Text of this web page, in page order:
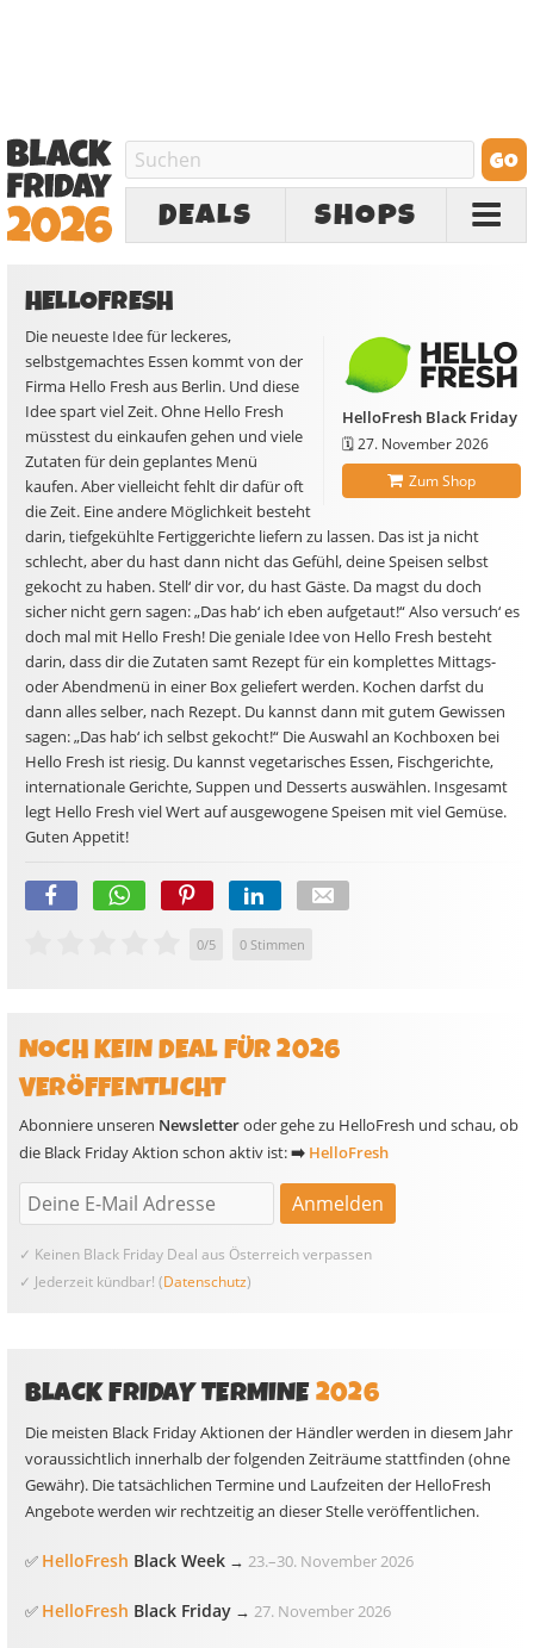
DEALS SHOPS
HELLOFRESH
HelloFresh Black Friday
🗓️27. November 2026
Zum Shop
Die neueste Idee für leckeres,
selbstgemachtes Essen kommt von der
Firma Hello Fresh aus Berlin. Und diese
Idee spart viel Zeit. Ohne Hello Fresh
müsstest du einkaufen gehen und viele
Zutaten für dein geplantes Menü
kaufen. Aber vielleicht fehlt dir dafür oft
die Zeit. Eine andere Möglichkeit besteht
darin, tiefgekühlte Fertiggerichte liefern zu lassen. Das ist ja nicht
schlecht, aber du hast dann nicht das Gefühl, deine Speisen selbst
gekocht zu haben. Stell‘ dir vor, du hast Gäste. Da magst du doch
sicher nicht gern sagen: „Das hab‘ ich eben aufgetaut!“ Also versuch‘ es
doch mal mit Hello Fresh! Die geniale Idee von Hello Fresh besteht
darin, dass dir die Zutaten samt Rezept für ein komplettes Mittags-
oder Abendmenü in einer Box geliefert werden. Kochen darfst du
dann alles selber, nach Rezept. Du kannst dann mit gutem Gewissen
sagen: „Das hab‘ ich selbst gekocht!“ Die Auswahl an Kochboxen bei
Hello Fresh ist riesig. Du kannst vegetarisches Essen, Fischgerichte,
internationale Gerichte, Suppen und Desserts auswählen. Insgesamt
legt Hello Fresh viel Wert auf ausgewogene Speisen mit viel Gemüse.
Guten Appetit!
0/5 0 Stimmen
NOCH KEIN DEAL FÜR 2026
VERÖFFENTLICHT
Abonniere unseren Newsletteroder gehe zu HelloFresh und schau, ob
die Black Friday Aktion schon aktiv ist:➡️ HelloFresh
✓ Keinen Black Friday Deal aus Österreich verpassen
✓ Jederzeit kündbar! (Datenschutz)
BLACK FRIDAY TERMINE2026
Die meisten Black Friday Aktionen der Händler werden in diesem Jahr
voraussichtlich innerhalb der folgenden Zeiträume stattfinden (ohne
Gewähr). Die tatsächlichen Termine und Laufzeiten der HelloFresh
Angebote werden wir rechtzeitig an dieser Stelle veröffentlichen.
✅ HelloFresh Black Week → 23.–30. November 2026
✅ HelloFresh Black Friday → 27. November 2026